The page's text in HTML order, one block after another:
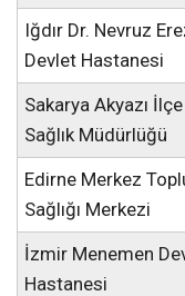
Iğdır Dr. Nevruz
Devlet Hastanesi
Sakarya Akyazı İlçe
Sağlık Müdürlüğü
Edirne Merkez
Sağlığı Merkezi
İzmir Menemen
Hastanesi